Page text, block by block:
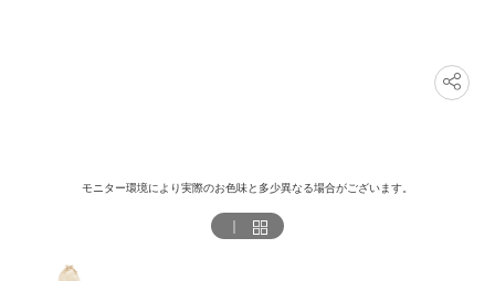
モニター環境により実際のお色味と多少異なる場合がございます。